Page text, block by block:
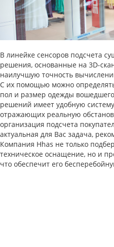
В линейке сенсоров подсчета
решения, основанные на 3D-
наилучшую точность
С их помощью можно
пол и размер одежды
решений имеет удобную
отражающих реальную
организация подсчета
актуальная для Вас задача,
Компания Hhas не только
техническое оснащение, но и
что обеспечит его